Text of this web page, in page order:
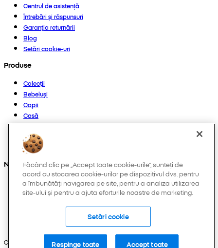
Centrul de asistență
Întrebări și răspunsuri
Garanția returnării
Blog
Setări cookie-uri
Produse
Colecții
Bebeluși
Copii
Casă
Femei
Bărbați
Altele
Ne găsești și pe:
Copyright © 2026 Pepco. Toate drepturile rezervate.
Făcând clic pe „Accept toate cookie-urile”, sunteți de
acord cu stocarea cookie-urilor pe dispozitivul dvs. pentru
a îmbunătăți navigarea pe site, pentru a analiza utilizarea
site-ului și pentru a ajuta eforturile noastre de marketing.
Setări cookie
Respinge toate Accept toate